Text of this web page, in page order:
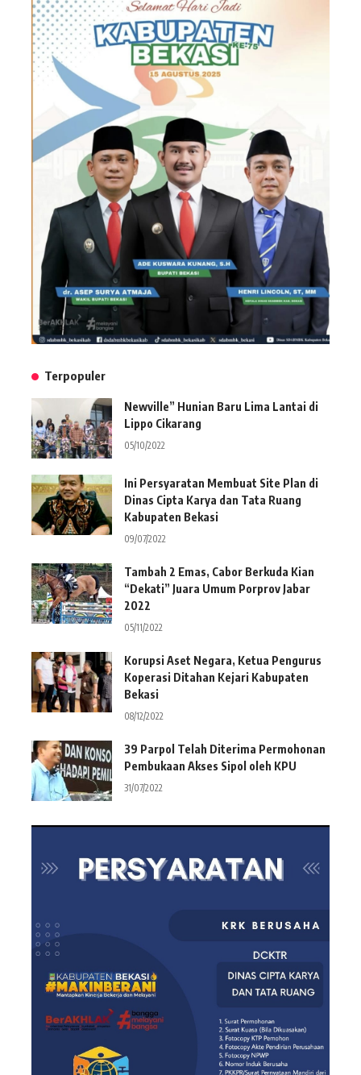
Terpopuler
Newville” Hunian Baru Lima Lantai di
Lippo Cikarang
05/10/2022
Ini Persyaratan Membuat Site Plan di
Dinas Cipta Karya dan Tata Ruang
Kabupaten Bekasi
09/07/2022
Tambah 2 Emas, Cabor Berkuda Kian
“Dekati” Juara Umum Porprov Jabar
2022
05/11/2022
Korupsi Aset Negara, Ketua Pengurus
Koperasi Ditahan Kejari Kabupaten
Bekasi
08/12/2022
39 Parpol Telah Diterima Permohonan
Pembukaan Akses Sipol oleh KPU
31/07/2022